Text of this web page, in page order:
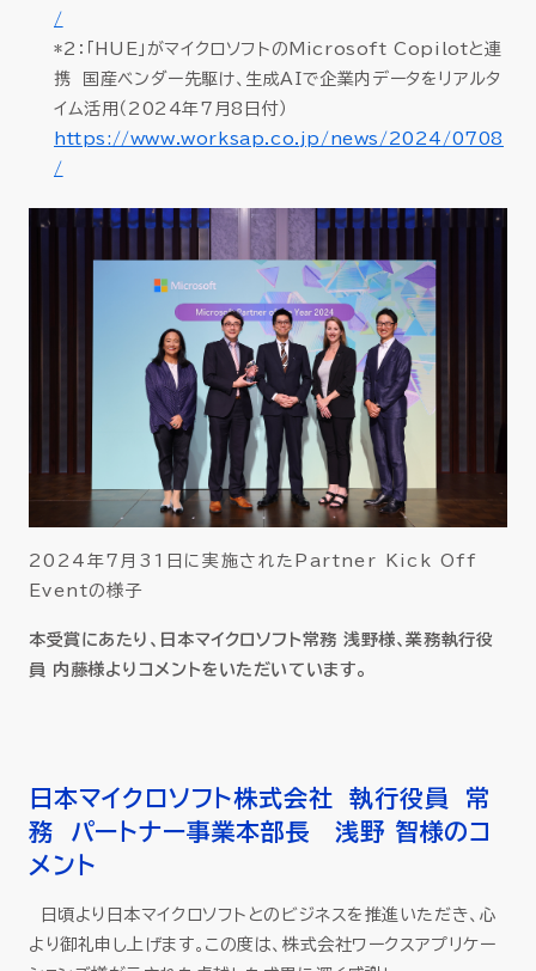
/
*2：「HUE」がマイクロソフトのMicrosoft Copilotと連
携 国産ベンダー先駆け、生成AIで企業内データをリアルタ
イム活用（2024年7月8日付）
https://www.worksap.co.jp/news/2024/0708
/
2024年7月31日に実施されたPartner Kick Off
Eventの様子
本受賞にあたり、日本マイクロソフト常務 浅野様、業務執行役
員 内藤様よりコメントをいただいています。
日本マイクロソフト株式会社 執行役員 常
務 パートナー事業本部長 浅野 智様のコ
メント
日頃より日本マイクロソフトとのビジネスを推進いただき、心
より御礼申し上げます。この度は、株式会社ワークスアプリケー